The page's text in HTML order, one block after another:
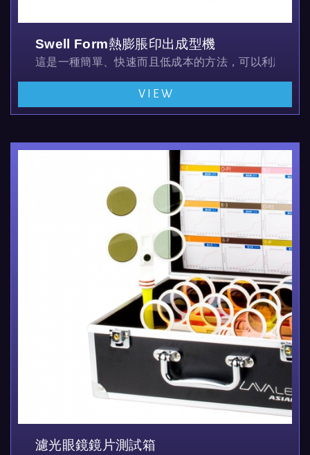
Swell Form熱膨脹印出成型機
這是一種簡單、快速而且低成本的方法，可以利用加
VIEW
濾光眼鏡鏡片測試箱